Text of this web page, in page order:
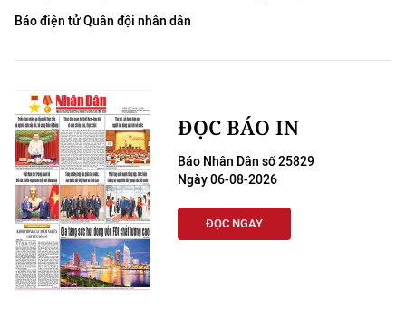
Báo điện tử Quân đội nhân dân
ĐỌC BÁO IN
Báo Nhân Dân số 25829
Ngày 06-08-2026
ĐỌC NGAY